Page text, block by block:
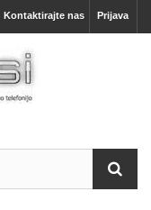
Prijava
Kontaktirajte nas